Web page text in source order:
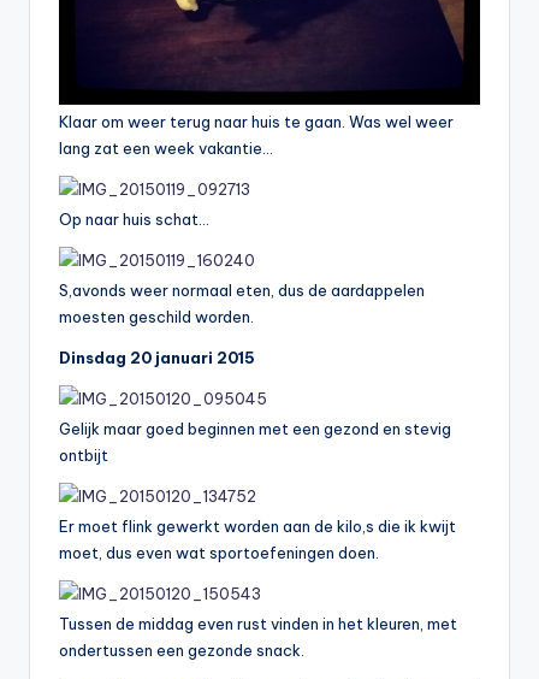
Klaar om weer terug naar huis te gaan. Was wel weer
lang zat een week vakantie…
Op naar huis schat…
S,avonds weer normaal eten, dus de aardappelen
moesten geschild worden.
Dinsdag 20 januari 2015
Gelijk maar goed beginnen met een gezond en stevig
ontbijt
Er moet flink gewerkt worden aan de kilo,s die ik kwijt
moet, dus even wat sportoefeningen doen.
Tussen de middag even rust vinden in het kleuren, met
ondertussen een gezonde snack.